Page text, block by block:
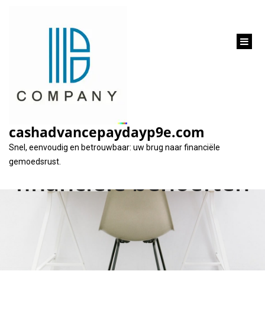
cashadvancepaydayp9e.com
Snel, eenvoudig en betrouwbaar: uw brug naar financiële
gemoedsrust.
Leningen op maat:
Geld lenen bij
Santander voor uw
financiële behoeften